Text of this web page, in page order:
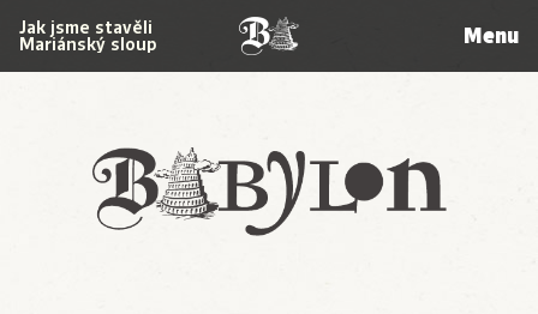
Babylon
Jak jsme stavěli
Mariánský sloup Menu